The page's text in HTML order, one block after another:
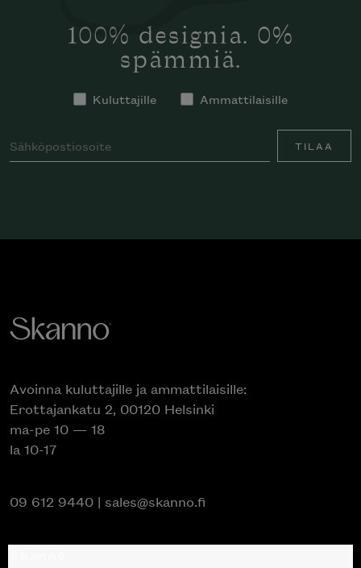
100% designia. 0%
spämmiä.
Kuluttajille Ammattilaisille
TILAA
Avoinna kuluttajille ja ammattilaisille:
Erottajankatu 2, 00120 Helsinki
ma-pe 10 — 18
la 10-17
09 612 9440 | sales@skanno.fi